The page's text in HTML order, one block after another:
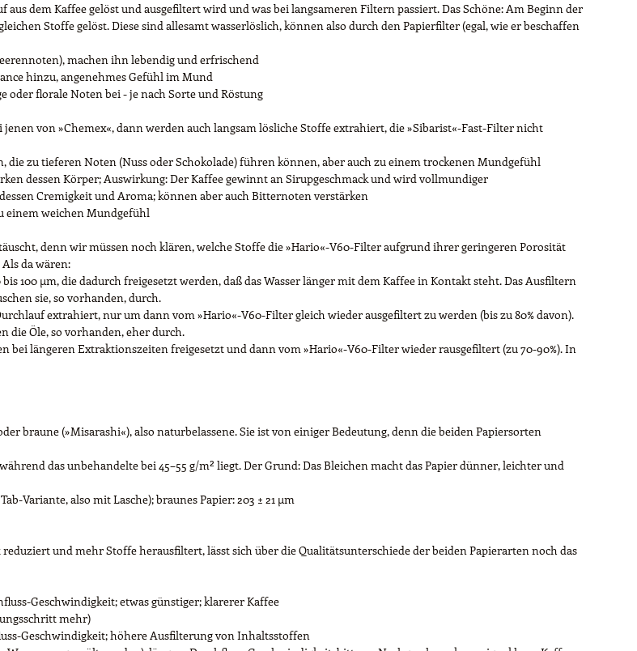
dem Kaffee gelöst und ausgefiltert wird und was bei langsameren Filtern passiert. Das Schöne: Am Beginn der
Stoffe gelöst. Diese sind allesamt wasserlöslich, können also durch den Papierfilter (egal, wie er beschaffen
machen ihn lebendig und erfrischend
hinzu, angenehmes Gefühl im Mund
florale Noten bei - je nach Sorte und Röstung
von »Chemex«, dann werden auch langsam lösliche Stoffe extrahiert, die »Sibarist«-Fast-Filter nicht
zu tieferen Noten (Nuss oder Schokolade) führen können, aber auch zu einem trockenen Mundgefühl
dessen Körper; Auswirkung: Der Kaffee gewinnt an Sirupgeschmack und wird vollmundiger
Cremigkeit und Aroma; können aber auch Bitternoten verstärken
einem weichen Mundgefühl
denn wir müssen noch klären, welche Stoffe die »Hario«-V60-Filter aufgrund ihrer geringeren Porosität
da wären:
100 µm, die dadurch freigesetzt werden, daß das Wasser länger mit dem Kaffee in Kontakt steht. Das Ausfiltern
sie, so vorhanden, durch.
extrahiert, nur um dann vom »Hario«-V60-Filter gleich wieder ausgefiltert zu werden (bis zu 80% davon).
die Öle, so vorhanden, eher durch.
bei längeren Extraktionszeiten freigesetzt und dann vom »Hario«-V60-Filter wieder rausgefiltert (zu 70-90%). In
braune (»Misarashi«), also naturbelassene. Sie ist von einiger Bedeutung, denn die beiden Papiersorten
das unbehandelte bei 45–55 g/m² liegt. Der Grund: Das Bleichen macht das Papier dünner, leichter und
Variante, also mit Lasche); braunes Papier: 203 ± 21 µm
und mehr Stoffe herausfiltert, lässt sich über die Qualitätsunterschiede der beiden Papierarten noch das
Geschwindigkeit; etwas günstiger; klarerer Kaffee
mehr)
Geschwindigkeit; höhere Ausfilterung von Inhaltsstoffen